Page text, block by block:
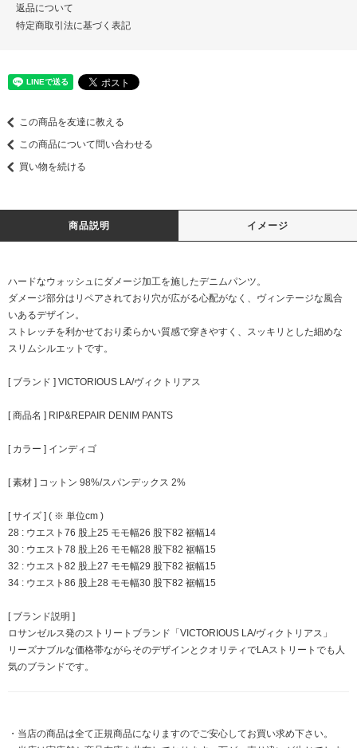
返品について
特定商取引法に基づく表記
この商品を友達に教える
この商品について問い合わせる
買い物を続ける
商品説明 イメージ
ハードなウォッシュにダメージ加工を施したデニムパンツ。
ダメージ部分はリペアされており穴が広がる心配がなく、ヴィンテージな風合
いあるデザイン。
ストレッチを利かせており柔らかい質感で穿きやすく、スッキリとした細めな
スリムシルエットです。
[ ブランド ] VICTORIOUS LA/ヴィクトリアス
[ 商品名 ] RIP&REPAIR DENIM PANTS
[ カラー ] インディゴ
[ 素材 ] コットン 98%/スパンデックス 2%
[ サイズ ] ( ※ 単位cm )
28 : ウエスト76 股上25 モモ幅26 股下82 裾幅14
30 : ウエスト78 股上26 モモ幅28 股下82 裾幅15
32 : ウエスト82 股上27 モモ幅29 股下82 裾幅15
34 : ウエスト86 股上28 モモ幅30 股下82 裾幅15
[ ブランド説明 ]
ロサンゼルス発のストリートブランド「VICTORIOUS LA/ヴィクトリアス」
リーズナブルな価格帯ながらそのデザインとクオリティでLAストリートでも人
気のブランドです。
・当店の商品は全て正規商品になりますのでご安心してお買い求め下さい。